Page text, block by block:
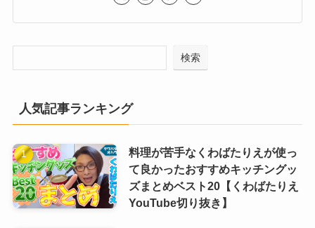
検索
人気記事ランキング
料理が苦手なくわばたりえが使っ
て良かったおすすめキッチングッ
ズまとめベスト20【くわばたりえ
YouTube切り抜き】